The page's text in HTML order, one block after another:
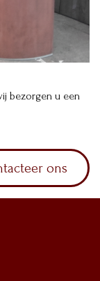
bezorgen u een
ons